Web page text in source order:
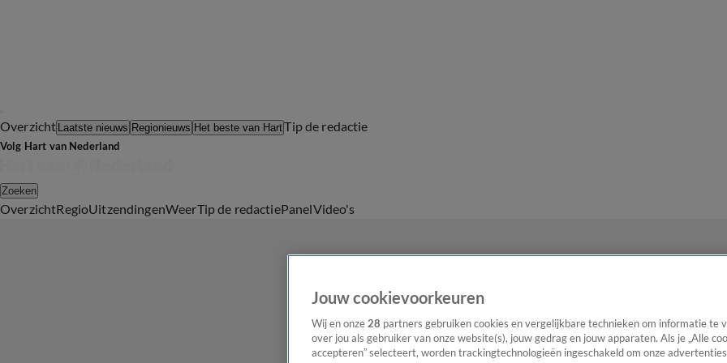
Overzicht Laatste nieuws Regionieuws Het beste van HartTip de redactie
Volg Hart van Nederland
Zoeken
OverzichtRegioUitzendingenWeerTip de redactiePanelVideo's
Jouw cookievoorkeuren
Wij en onze 28 partners gebruiken cookies en vergelijkbare technieken om informatie te
over jou als gebruiker van onze website(s), jouw gedrag en jouw apparaten. Als je „Alle
accepteren” selecteert, worden trackingtechnologieën ingeschakeld om onze